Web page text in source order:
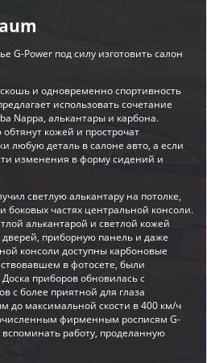
G-Power под силу изготовить салон
и одновременно спортивность
использовать сочетание
Nappa, алькантары и карбона.
кожей и прострочат
любую деталь в салоне авто, а если
изменения в форму сидений и
светлую алькантару на потолке,
боковых частях центральной консоли.
алькантарой и светлой кожей
приборную панель и даже
консоли доступны карбоновые
в фотосете, были
приборов обновилась с
с более приятной для глаза
до максимальной скости в 400 км/ч
фирменным росписям G-
вспоминать работу, проделанную